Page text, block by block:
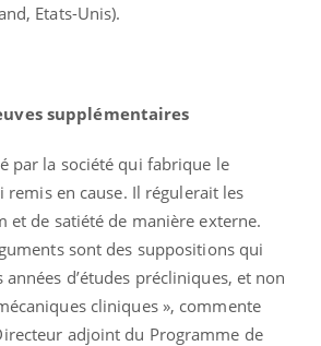
Etats-Unis).
supplémentaires
par la société qui fabrique le
remis en cause. Il régulerait les
et de satiété de manière externe.
sont des suppositions qui
d’études précliniques, et non
cliniques », commente
adjoint du Programme de